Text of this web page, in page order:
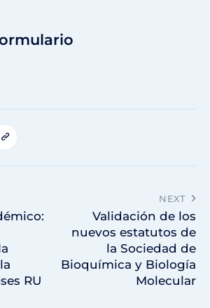
RU
NEXT
Validación de los
nuevos estatutos de
la Sociedad de
Bioquímica y Biología
Molecular